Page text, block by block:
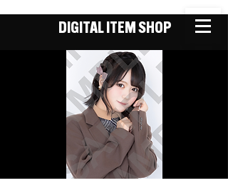
DIGITAL ITEM SHOP